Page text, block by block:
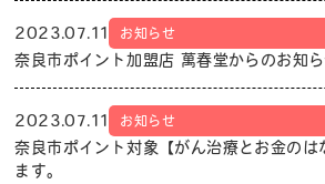
2023.07.11 お知らせ
奈良市ポイント加盟店 萬春堂からのお知ら
2023.07.11 お知らせ
奈良市ポイント対象【がん治療とお金のは
ます。